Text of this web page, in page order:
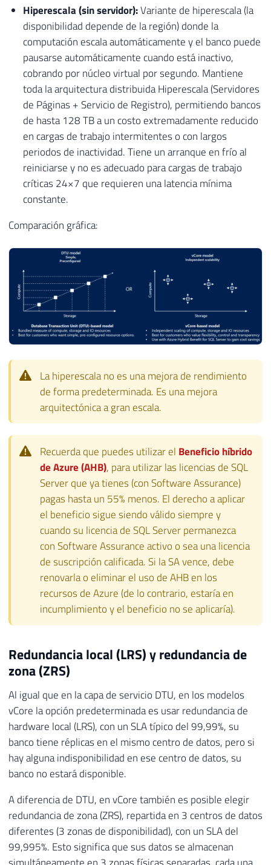
Hiperescala (sin servidor):Variante de hiperescala (la
disponibilidad depende de la región) donde la
computación escala automáticamente y el banco puede
pausarse automáticamente cuando está inactivo,
cobrando por núcleo virtual por segundo. Mantiene
toda la arquitectura distribuida Hiperescala (Servidores
de Páginas + Servicio de Registro), permitiendo bancos
de hasta 128 TB a un costo extremadamente reducido
en cargas de trabajo intermitentes o con largos
periodos de inactividad. Tiene un arranque en frío al
reiniciarse y no es adecuado para cargas de trabajo
críticas 24×7 que requieren una latencia mínima
constante.
Comparación gráfica:
La hiperescala no es una mejora de rendimiento
de forma predeterminada. Es una mejora
arquitectónica a gran escala.
Recuerda que puedes utilizar el Beneficio híbrido
de Azure (AHB), para utilizar las licencias de SQL
Server que ya tienes (con Software Assurance)
pagas hasta un 55% menos. El derecho a aplicar
el beneficio sigue siendo válido siempre y
cuando su licencia de SQL Server permanezca
con Software Assurance activo o sea una licencia
de suscripción calificada. Si la SA vence, debe
renovarla o eliminar el uso de AHB en los
recursos de Azure (de lo contrario, estaría en
incumplimiento y el beneficio no se aplicaría).
Redundancia local (LRS) y redundancia de
zona (ZRS)
Al igual que en la capa de servicio DTU, en los modelos
vCore la opción predeterminada es usar redundancia de
hardware local (LRS), con un SLA típico del 99,99%, su
banco tiene réplicas en el mismo centro de datos, pero si
hay alguna indisponibilidad en ese centro de datos, su
banco no estará disponible.
A diferencia de DTU, en vCore también es posible elegir
redundancia de zona (ZRS), repartida en 3 centros de datos
diferentes (3 zonas de disponibilidad), con un SLA del
99,995%. Esto significa que sus datos se almacenan